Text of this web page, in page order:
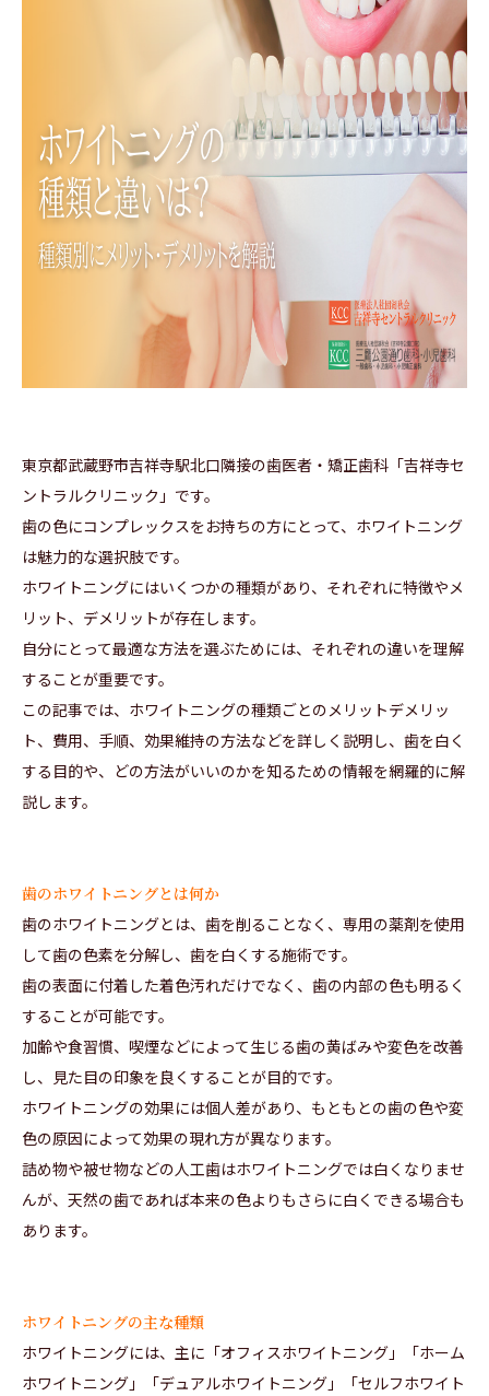
東京都武蔵野市吉祥寺駅北口隣接の歯医者・矯正歯科「吉祥寺セ
ントラルクリニック」です。
歯の色にコンプレックスをお持ちの方にとって、ホワイトニング
は魅力的な選択肢です。
ホワイトニングにはいくつかの種類があり、それぞれに特徴やメ
リット、デメリットが存在します。
自分にとって最適な方法を選ぶためには、それぞれの違いを理解
することが重要です。
この記事では、ホワイトニングの種類ごとのメリットデメリッ
ト、費用、手順、効果維持の方法などを詳しく説明し、歯を白く
する目的や、どの方法がいいのかを知るための情報を網羅的に解
説します。
歯のホワイトニングとは何か
歯のホワイトニングとは、歯を削ることなく、専用の薬剤を使用
して歯の色素を分解し、歯を白くする施術です。
歯の表面に付着した着色汚れだけでなく、歯の内部の色も明るく
することが可能です。
加齢や食習慣、喫煙などによって生じる歯の黄ばみや変色を改善
し、見た目の印象を良くすることが目的です。
ホワイトニングの効果には個人差があり、もともとの歯の色や変
色の原因によって効果の現れ方が異なります。
詰め物や被せ物などの人工歯はホワイトニングでは白くなりませ
んが、天然の歯であれば本来の色よりもさらに白くできる場合も
あります。
ホワイトニングの主な種類
ホワイトニングには、主に「オフィスホワイトニング」「ホーム
ホワイトニング」「デュアルホワイトニング」「セルフホワイト